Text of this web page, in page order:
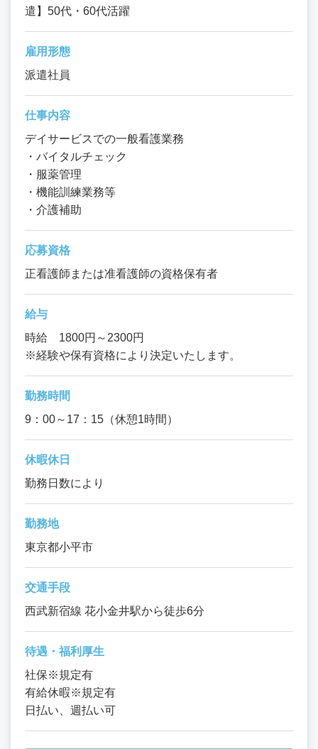
遣】50代・60代活躍
雇用形態
派遣社員
仕事内容
デイサービスでの一般看護業務
・バイタルチェック
・服薬管理
・機能訓練業務等
・介護補助
応募資格
正看護師または准看護師の資格保有者
給与
時給 1800円～2300円
※経験や保有資格により決定いたします。
勤務時間
9：00～17：15（休憩1時間）
休暇休日
勤務日数により
勤務地
東京都小平市
交通手段
西武新宿線 花小金井駅から徒歩6分
待遇・福利厚生
社保※規定有
有給休暇※規定有
日払い、週払い可